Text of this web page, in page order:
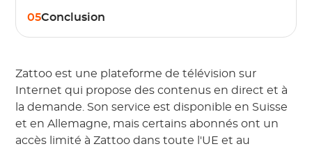
05Conclusion
Zattoo est une plateforme de télévision sur
Internet qui propose des contenus en direct et à
la demande. Son service est disponible en Suisse
et en Allemagne, mais certains abonnés ont un
accès limité à Zattoo dans toute l'UE et au